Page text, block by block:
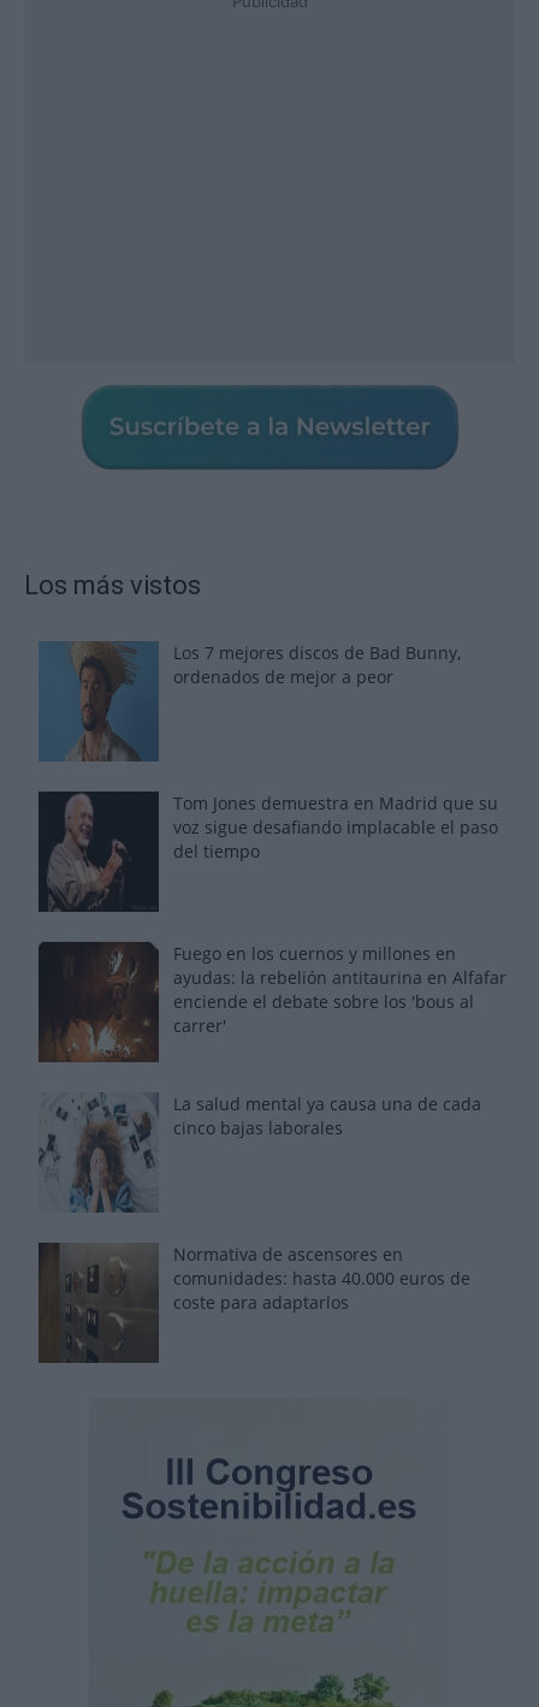
Los más vistos
Los 7 mejores discos de Bad Bunny,
ordenados de mejor a peor
Tom Jones demuestra en Madrid que su
voz sigue desafiando implacable el paso
del tiempo
Fuego en los cuernos y millones en
ayudas: la rebelión antitaurina en Alfafar
enciende el debate sobre los 'bous al
carrer'
La salud mental ya causa una de cada
cinco bajas laborales
Normativa de ascensores en
comunidades: hasta 40.000 euros de
coste para adaptarlos